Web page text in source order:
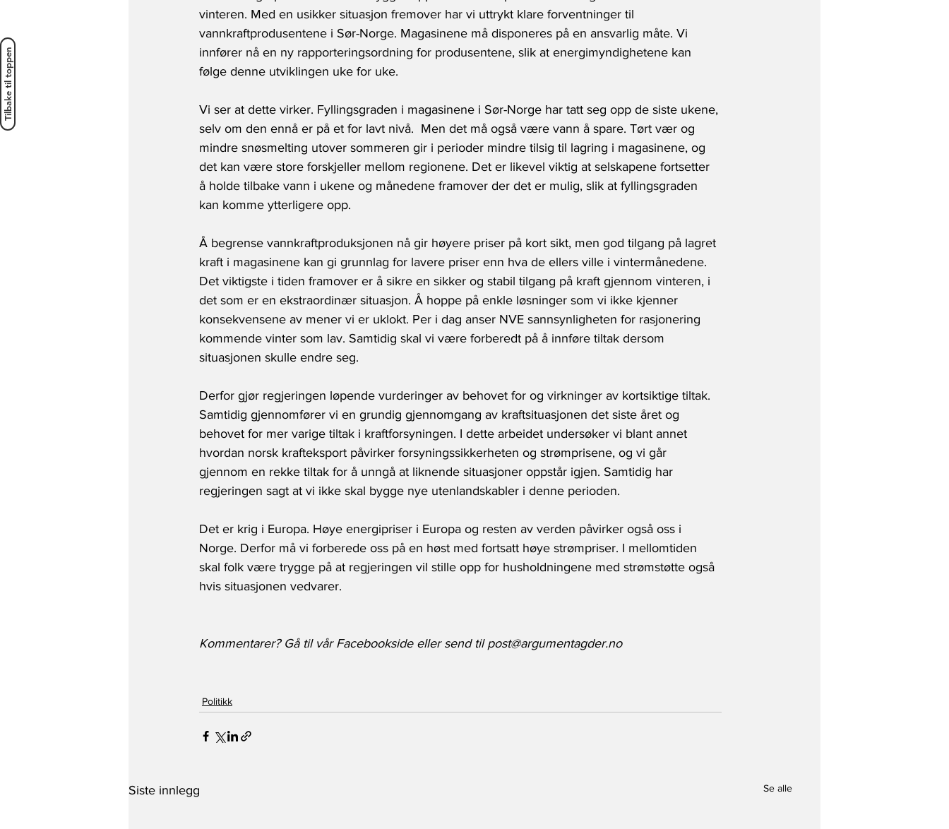
Tilbake til toppen
vinteren. Med en usikker situasjon fremover har vi uttrykt klare forventninger til
vannkraftprodusentene i Sør-Norge. Magasinene må disponeres på en ansvarlig måte. Vi
innfører nå en ny rapporteringsordning for produsentene, slik at energimyndighetene kan
følge denne utviklingen uke for uke.
Vi ser at dette virker. Fyllingsgraden i magasinene i Sør-Norge har tatt seg opp de siste ukene,
selv om den ennå er på et for lavt nivå.  Men det må også være vann å spare. Tørt vær og
mindre snøsmelting utover sommeren gir i perioder mindre tilsig til lagring i magasinene, og
det kan være store forskjeller mellom regionene. Det er likevel viktig at selskapene fortsetter
å holde tilbake vann i ukene og månedene framover der det er mulig, slik at fyllingsgraden
kan komme ytterligere opp.
Å begrense vannkraftproduksjonen nå gir høyere priser på kort sikt, men god tilgang på lagret
kraft i magasinene kan gi grunnlag for lavere priser enn hva de ellers ville i vintermånedene.
Det viktigste i tiden framover er å sikre en sikker og stabil tilgang på kraft gjennom vinteren, i
det som er en ekstraordinær situasjon. Å hoppe på enkle løsninger som vi ikke kjenner
konsekvensene av mener vi er uklokt. Per i dag anser NVE sannsynligheten for rasjonering
kommende vinter som lav. Samtidig skal vi være forberedt på å innføre tiltak dersom
situasjonen skulle endre seg.
Derfor gjør regjeringen løpende vurderinger av behovet for og virkninger av kortsiktige tiltak.
Samtidig gjennomfører vi en grundig gjennomgang av kraftsituasjonen det siste året og
behovet for mer varige tiltak i kraftforsyningen. I dette arbeidet undersøker vi blant annet
hvordan norsk krafteksport påvirker forsyningssikkerheten og strømprisene, og vi går
gjennom en rekke tiltak for å unngå at liknende situasjoner oppstår igjen. Samtidig har
regjeringen sagt at vi ikke skal bygge nye utenlandskabler i denne perioden.
Det er krig i Europa. Høye energipriser i Europa og resten av verden påvirker også oss i
Norge. Derfor må vi forberede oss på en høst med fortsatt høye strømpriser. I mellomtiden
skal folk være trygge på at regjeringen vil stille opp for husholdningene med strømstøtte også
hvis situasjonen vedvarer.
Kommentarer? Gå til vår Facebookside eller send til post@argumentagder.no
Politikk
Siste innlegg Se alle